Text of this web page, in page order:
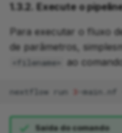
1.3.2. Execute o
Para executar o fluxo
de parâmetros,
<filename>
ao
nextflow run 3 -main.nf
Saída do comando